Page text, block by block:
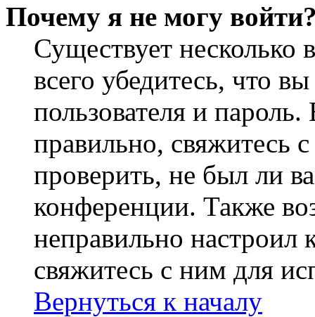
Почему я не могу
Существует
всего убедитесь, что
пользователя и
правильно, свяжитесь
проверить, не был ли
конференции. Также
неправильно
свяжитесь с ним для
Вернуться к началу